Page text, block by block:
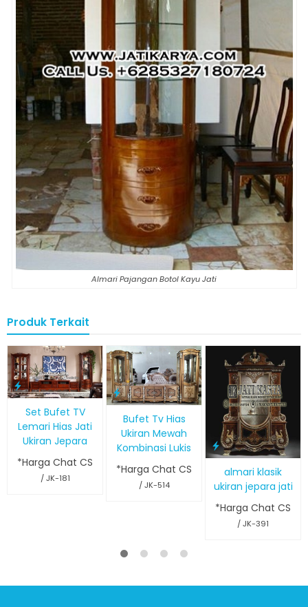
Almari Pajangan Botol Kayu Jati
Produk Terkait
Set Bufet TV
Lemari Hias Jati
Ukiran Jepara
*Harga Chat CS
/ JK-181
Bufet Tv Hias
Ukiran Mewah
Kombinasi Lukis
*Harga Chat CS
/ JK-514
almari klasik
ukiran jepara jati
*Harga Chat CS
/ JK-391